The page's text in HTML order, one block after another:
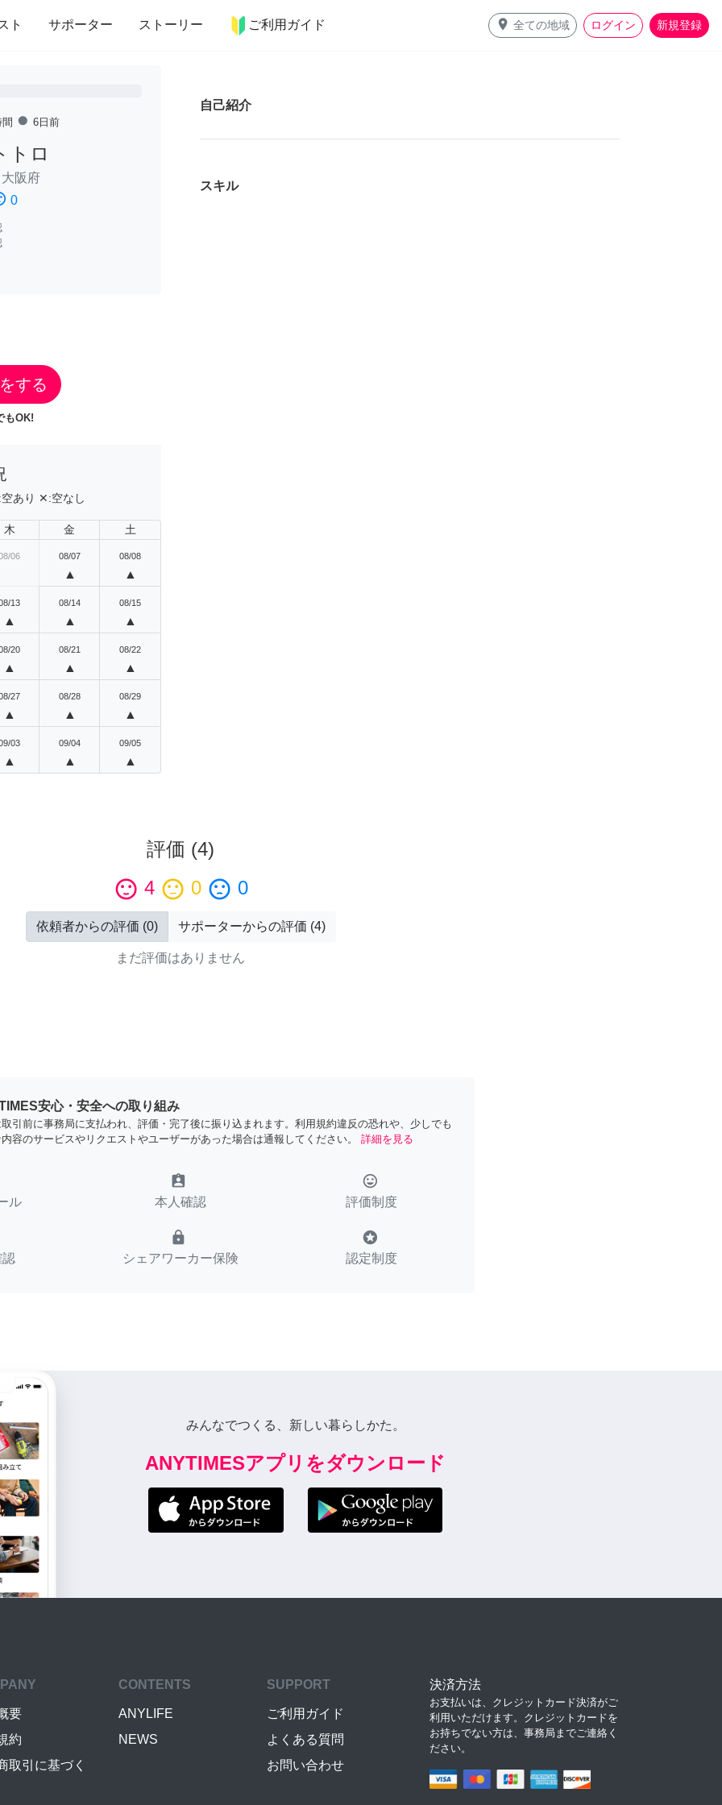
ト サポーター ストーリー ご利用ガイド place 全ての地域 ログイン 新規登録
インテリア 趣味・習い事 ペット 料理
fiber_manual_record 6日前
トロ
大阪府
0
する
もOK!
空あり ✕:空なし
木 金 土
06 08/07
▲
08/08
▲
13
▲
08/14
▲
08/15
▲
20
▲
08/21
▲
08/22
▲
27
▲
08/28
▲
08/29
▲
03
▲
09/04
▲
09/05
▲
自己紹介
スキル
評価 (4)
sentiment_satisfied 4 sentiment_neutral 0 sentiment_dissatisfied 0
依頼者からの評価 (0) サポーターからの評価 (4)
まだ評価はありません
安心・安全への取り組み
引前に事務局に支払われ、評価・完了後に振り込まれます。利用規約違反の恐れや、少しでも
容のサービスやリクエストやユーザーがあった場合は通報してください。
詳細を見る
ル
assignment_ind
本人確認
tag_faces
評価制度
lock
シェアワーカー保険
stars
認定制度
みんなでつくる、新しい暮らしかた。
ANYTIMESアプリをダウンロード
要
約
取引に基づく
CONTENTS
ANYLIFE
NEWS
SUPPORT
ご利用ガイド
よくある質問
お問い合わせ
決済方法
お支払いは、クレジットカード決済がご
利用いただけます。クレジットカードを
お持ちでない方は、事務局までご連絡く
ださい。